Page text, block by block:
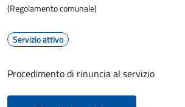
(Regolamento comunale)
Servizio attivo
Procedimento di rinuncia al servizio